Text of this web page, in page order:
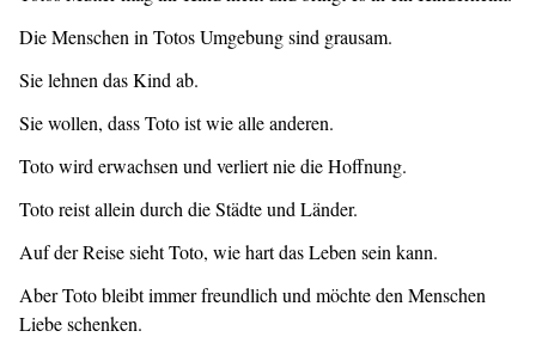
Die Menschen in Totos Umgebung sind grausam.
Sie lehnen das Kind ab.
Sie wollen, dass Toto ist wie alle anderen.
Toto wird erwachsen und verliert nie die Hoffnung.
Toto reist allein durch die Städte und Länder.
Auf der Reise sieht Toto, wie hart das Leben sein kann.
Aber Toto bleibt immer freundlich und möchte den Menschen
Liebe schenken.